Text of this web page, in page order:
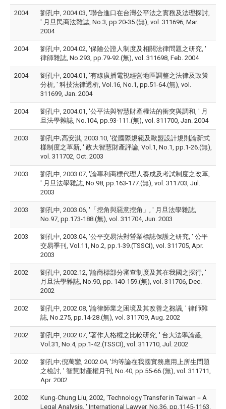
2004
劉孔中, 2004.03, '聯合進口在台灣公平法之實務及法理探討,
' 月旦民商法雜誌, No.3, pp.20-35.(無), vol. 311696, Mar.
2004
2004
劉孔中, 2004.02, '保險公證人制度及相關法律問題之研究, '
律師雜誌, No.293, pp.79-92.(無), vol. 311698, Feb. 2004
2004
劉孔中, 2004.01, '有線廣播電視經營地區調整之法律及政策
分析, ' 科技法律透析, Vol.16, No.1, pp.51-64.(無), vol.
311699, Jan. 2004
2004
劉孔中, 2004.01, '公平法與智慧財產權法的衝突與調和, ' 月
旦法學雜誌, No.104, pp.93-111.(無), vol. 311700, Jan. 2004
2003
劉孔中;高安淇, 2003.10, '從國際規範及歐盟設計規則論新式
樣制度之革新, ' 政大智慧財產評論, Vol.1, No.1, pp.1-26.(無),
vol. 311702, Oct. 2003
2003
劉孔中, 2003.07, '論專利商標代理人養成及考試制度之改革,
' 月旦法學雜誌, No.98, pp.163-177.(無), vol. 311703, Jul.
2003
2003
劉孔中, 2003.06, '「挖角與惡意挖角」, ' 月旦法學雜誌,
No.97, pp.173-188.(無), vol. 311704, Jun. 2003
2003
劉孔中, 2003.04, '公平交易法對營業標誌保護之研究, ' 公平
交易季刊, Vol.11, No.2, pp.1-39.(TSSCI), vol. 311705, Apr.
2003
2002
劉孔中, 2002.12, '論商標部分審查制度及其在我國之採行, '
月旦法學雜誌, No.90, pp. 140-159.(無), vol. 311706, Dec.
2002
2002
劉孔中, 2002.08, '論律師業之困境及其改善之芻議, ' 律師雜
誌, No.275, pp.14-28.(無), vol. 311709, Aug. 2002
2002
劉孔中, 2002.07, '著作人格權之比較研究, ' 台大法學論叢,
Vol.31, No.4, pp.1-42.(TSSCI), vol. 311710, Jul. 2002
2002
劉孔中;倪萬鑾, 2002.04, '均等論在我國實務應用上所生問題
之檢討, ' 智慧財產權月刊, No.40, pp.55-66.(無), vol. 311711,
Apr. 2002
2002
Kung-Chung Liu, 2002, 'Technology Transfer in Taiwan－A
Legal Analysis, ' International Lawyer, No.36, pp.1145-1163.